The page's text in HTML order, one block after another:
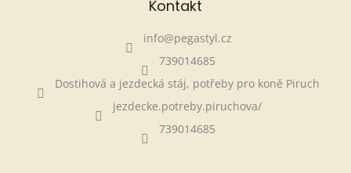
Kontakt
info@pegastyl.cz
739014685
Dostihová a jezdecká stáj, potřeby pro koně Piruch
jezdecke.potreby.piruchova/
739014685